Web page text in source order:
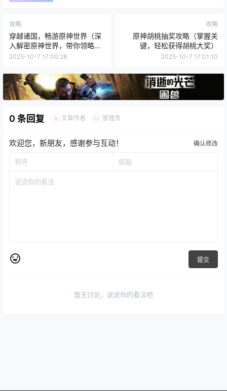
攻略
穿越诸国，畅游原神世界（深
入解密原神世界，带你领略绝
美风光与危险挑战）
2025-10-7 17:00:28
攻略
原神胡桃抽奖攻略（掌握关
键，轻松获得胡桃大奖）
2025-10-7 17:01:10
0 条回复 A 文章作者 M 管理员
欢迎您，新朋友，感谢参与互动！ 确认修改
提交
暂无讨论，说说你的看法吧